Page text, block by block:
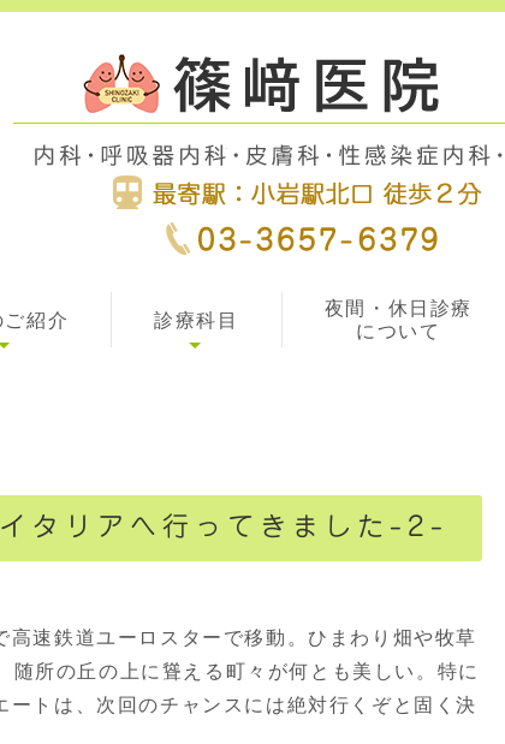
ご紹介 診療科目
夜間・休日診療
について
タリアへ行ってきました-2-
高速鉄道ユーロスターで移動。ひまわり畑や牧草
所の丘の上に聳える町々が何とも美しい。特に
ートは、次回のチャンスには絶対行くぞと固く決